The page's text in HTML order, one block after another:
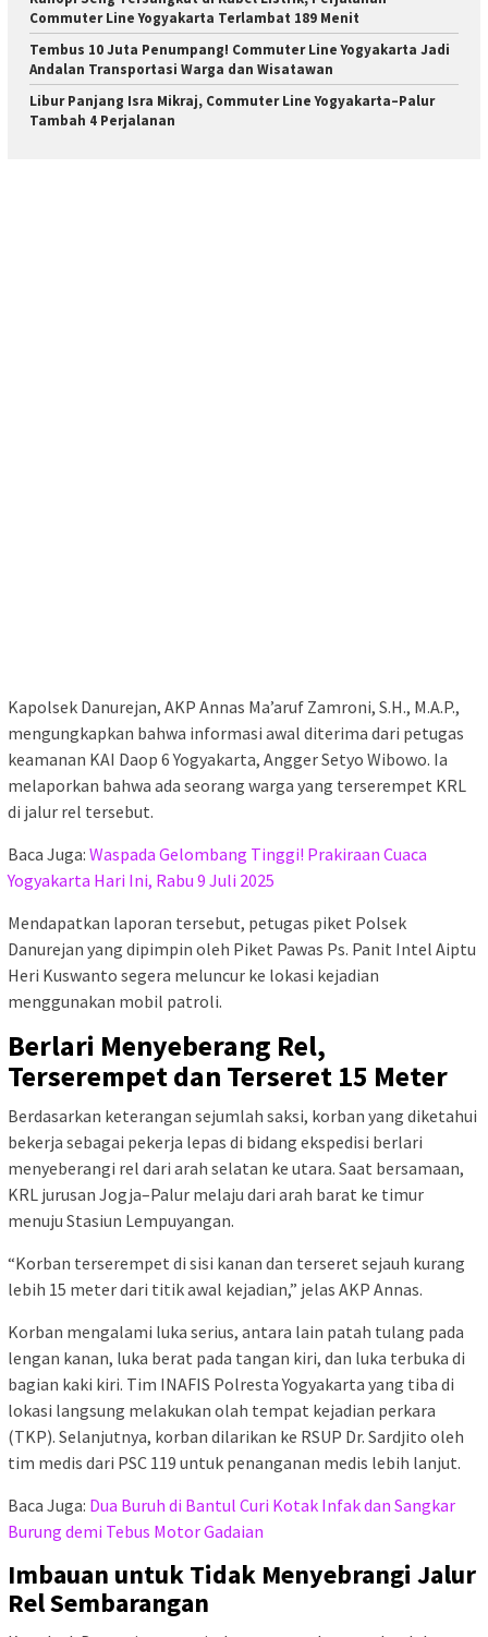
Commuter Line Yogyakarta Terlambat 189 Menit
Tembus 10 Juta Penumpang! Commuter Line Yogyakarta Jadi
Andalan Transportasi Warga dan Wisatawan
Libur Panjang Isra Mikraj, Commuter Line Yogyakarta–Palur
Tambah 4 Perjalanan
Kapolsek Danurejan, AKP Annas Ma’aruf Zamroni, S.H., M.A.P.,
mengungkapkan bahwa informasi awal diterima dari petugas
keamanan KAI Daop 6 Yogyakarta, Angger Setyo Wibowo. Ia
melaporkan bahwa ada seorang warga yang terserempet KRL
di jalur rel tersebut.
Baca Juga: Waspada Gelombang Tinggi! Prakiraan Cuaca
Yogyakarta Hari Ini, Rabu 9 Juli 2025
Mendapatkan laporan tersebut, petugas piket Polsek
Danurejan yang dipimpin oleh Piket Pawas Ps. Panit Intel Aiptu
Heri Kuswanto segera meluncur ke lokasi kejadian
menggunakan mobil patroli.
Berlari Menyeberang Rel,
Terserempet dan Terseret 15 Meter
Berdasarkan keterangan sejumlah saksi, korban yang diketahui
bekerja sebagai pekerja lepas di bidang ekspedisi berlari
menyeberangi rel dari arah selatan ke utara. Saat bersamaan,
KRL jurusan Jogja–Palur melaju dari arah barat ke timur
menuju Stasiun Lempuyangan.
“Korban terserempet di sisi kanan dan terseret sejauh kurang
lebih 15 meter dari titik awal kejadian,” jelas AKP Annas.
Korban mengalami luka serius, antara lain patah tulang pada
lengan kanan, luka berat pada tangan kiri, dan luka terbuka di
bagian kaki kiri. Tim INAFIS Polresta Yogyakarta yang tiba di
lokasi langsung melakukan olah tempat kejadian perkara
(TKP). Selanjutnya, korban dilarikan ke RSUP Dr. Sardjito oleh
tim medis dari PSC 119 untuk penanganan medis lebih lanjut.
Baca Juga: Dua Buruh di Bantul Curi Kotak Infak dan Sangkar
Burung demi Tebus Motor Gadaian
Imbauan untuk Tidak Menyebrangi Jalur
Rel Sembarangan